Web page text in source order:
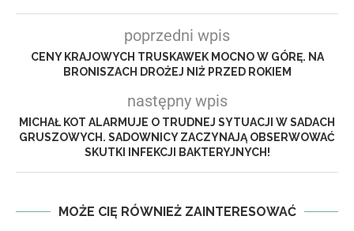
poprzedni wpis
CENY KRAJOWYCH TRUSKAWEK MOCNO W GÓRĘ. NA
BRONISZACH DROŻEJ NIŻ PRZED ROKIEM
następny wpis
MICHAŁ KOT ALARMUJE O TRUDNEJ SYTUACJI W SADACH
GRUSZOWYCH. SADOWNICY ZACZYNAJĄ OBSERWOWAĆ
SKUTKI INFEKCJI BAKTERYJNYCH!
MOŻE CIĘ RÓWNIEŻ ZAINTERESOWAĆ